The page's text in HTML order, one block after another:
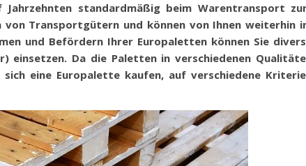
standardmäßig beim Warentransport
von Transportgütern und können von Ihnen weiterhin
und Befördern Ihrer Europaletten können Sie
einsetzen. Da die Paletten in verschiedenen
eine Europalette kaufen, auf verschiedene